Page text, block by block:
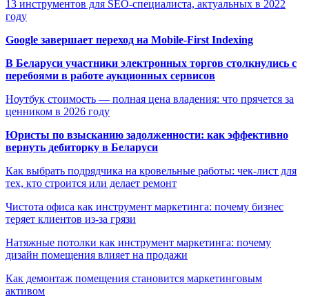
13 инструментов для SEO-специалиста, актуальных в 2022
году
Google завершает переход на Mobile-First Indexing
В Беларуси участники электронных торгов столкнулись с
перебоями в работе аукционных сервисов
Ноутбук стоимость — полная цена владения: что прячется за
ценником в 2026 году
Юристы по взысканию задолженности: как эффективно
вернуть дебиторку в Беларуси
Как выбрать подрядчика на кровельные работы: чек-лист для
тех, кто строится или делает ремонт
Чистота офиса как инструмент маркетинга: почему бизнес
теряет клиентов из-за грязи
Натяжные потолки как инструмент маркетинга: почему
дизайн помещения влияет на продажи
Как демонтаж помещения становится маркетинговым
активом